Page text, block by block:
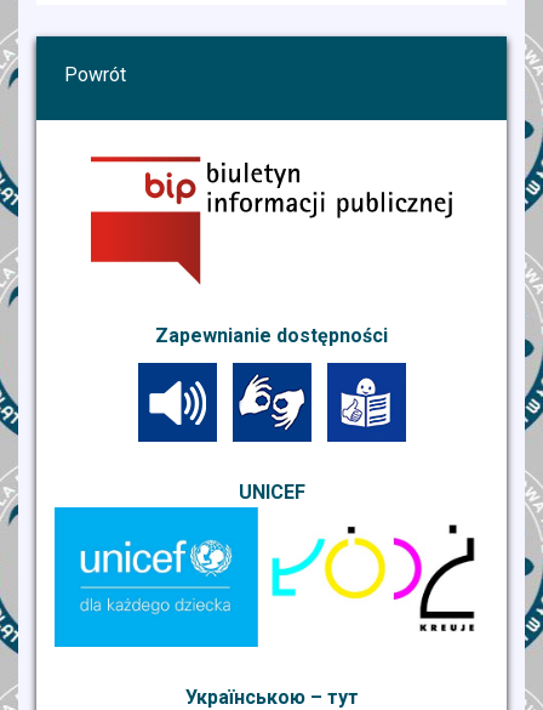
Powrót
Zapewnianie dostępności
UNICEF
Українською – тут